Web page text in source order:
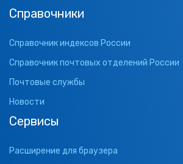
Справочники
Справочник индексов России
Справочник почтовых отделений России
Почтовые службы
Новости
Сервисы
Расширение для браузера